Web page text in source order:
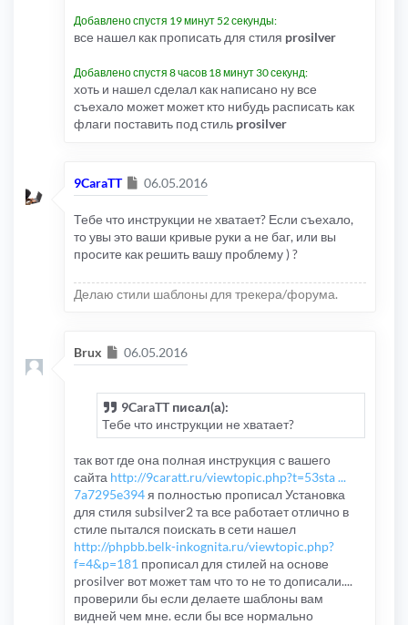
Добавлено спустя 19 минут 52 секунды:
все нашел как прописать для стиля prosilver
Добавлено спустя 8 часов 18 минут 30 секунд:
хоть и нашел сделал как написано ну все
съехало может может кто нибудь расписать как
флаги поставить под стиль prosilver
9CaraTT Сообщение
06.05.2016
Тебе что инструкции не хватает? Если съехало,
то увы это ваши кривые руки а не баг, или вы
просите как решить вашу проблему ) ?
Делаю стили шаблоны для трекера/форума.
Brux Сообщение
06.05.2016
9CaraTT писал(а):
Тебе что инструкции не хватает?
так вот где она полная инструкция с вашего
сайта http://9caratt.ru/viewtopic.php?t=53sta ...
7a7295e394я полностью прописал Установка
для стиля subsilver2 та все работает отлично в
стиле пытался поискать в сети нашел
http://phpbb.belk-inkognita.ru/viewtopic.php?
f=4&p=181 прописал для стилей на основе
prosilver вот может там что то не то дописали....
проверили бы если делаете шаблоны вам
видней чем мне. если бы все нормально